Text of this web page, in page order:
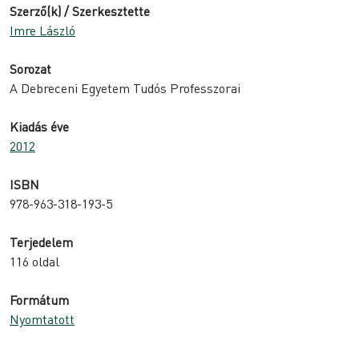
Szerző(k) / Szerkesztette
Imre László
Sorozat
A Debreceni Egyetem Tudós Professzorai
Kiadás éve
2012
ISBN
978-963-318-193-5
Terjedelem
116 oldal
Formátum
Nyomtatott